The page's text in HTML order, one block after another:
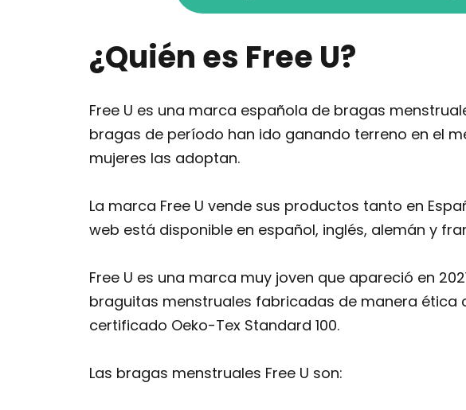
¿Quién es Free U?
Free U es una marca española de bragas
bragas de período han ido ganando terreno en el
mujeres las adoptan.
La marca Free U vende sus productos tanto en
web está disponible en español, inglés, alemán y
Free U es una marca muy joven que apareció en
braguitas menstruales fabricadas de manera ética
certificado Oeko-Tex Standard 100.
Las bragas menstruales Free U son: